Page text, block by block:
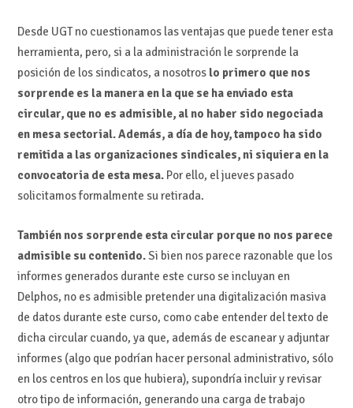
Desde UGT no cuestionamos las ventajas que puede tener esta
herramienta, pero, si a la administración le sorprende la
posición de los sindicatos, a nosotros lo primero que nos
sorprende es la manera en la que se ha enviado esta
circular, que no es admisible, al no haber sido negociada
en mesa sectorial. Además, a día de hoy, tampoco ha sido
remitida a las organizaciones sindicales, ni siquiera en la
convocatoria de esta mesa.Por ello, el jueves pasado
solicitamos formalmente su retirada.
También nos sorprende esta circular porque no nos parece
admisible su contenido.Si bien nos parece razonable que los
informes generados durante este curso se incluyan en
Delphos, no es admisible pretender una digitalización masiva
de datos durante este curso, como cabe entender del texto de
dicha circular cuando, ya que, además de escanear y adjuntar
informes (algo que podrían hacer personal administrativo, sólo
en los centros en los que hubiera), supondría incluir y revisar
otro tipo de información, generando una carga de trabajo